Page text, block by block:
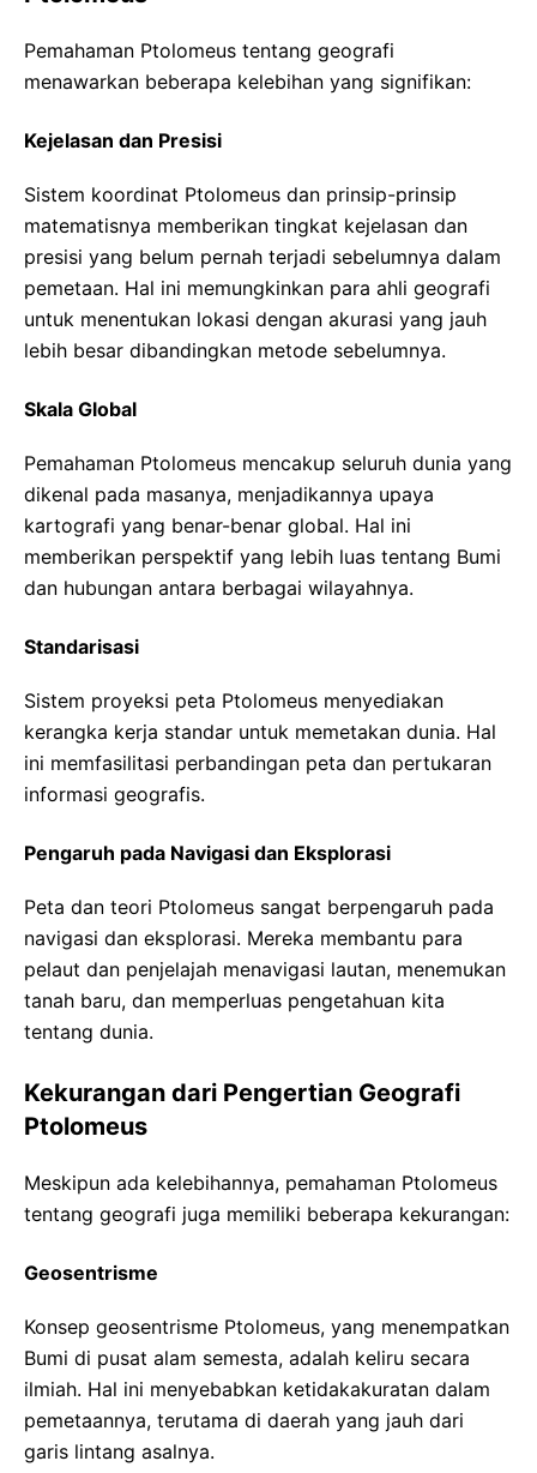
Pemahaman Ptolomeus tentang geografi
menawarkan beberapa kelebihan yang signifikan:
Kejelasan dan Presisi
Sistem koordinat Ptolomeus dan prinsip-prinsip
matematisnya memberikan tingkat kejelasan dan
presisi yang belum pernah terjadi sebelumnya dalam
pemetaan. Hal ini memungkinkan para ahli geografi
untuk menentukan lokasi dengan akurasi yang jauh
lebih besar dibandingkan metode sebelumnya.
Skala Global
Pemahaman Ptolomeus mencakup seluruh dunia yang
dikenal pada masanya, menjadikannya upaya
kartografi yang benar-benar global. Hal ini
memberikan perspektif yang lebih luas tentang Bumi
dan hubungan antara berbagai wilayahnya.
Standarisasi
Sistem proyeksi peta Ptolomeus menyediakan
kerangka kerja standar untuk memetakan dunia. Hal
ini memfasilitasi perbandingan peta dan pertukaran
informasi geografis.
Pengaruh pada Navigasi dan Eksplorasi
Peta dan teori Ptolomeus sangat berpengaruh pada
navigasi dan eksplorasi. Mereka membantu para
pelaut dan penjelajah menavigasi lautan, menemukan
tanah baru, dan memperluas pengetahuan kita
tentang dunia.
Kekurangan dari Pengertian Geografi
Ptolomeus
Meskipun ada kelebihannya, pemahaman Ptolomeus
tentang geografi juga memiliki beberapa kekurangan:
Geosentrisme
Konsep geosentrisme Ptolomeus, yang menempatkan
Bumi di pusat alam semesta, adalah keliru secara
ilmiah. Hal ini menyebabkan ketidakakuratan dalam
pemetaannya, terutama di daerah yang jauh dari
garis lintang asalnya.